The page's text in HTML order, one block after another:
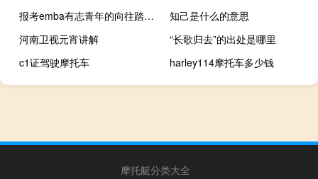
报考emba有志青年的向往踏上上升的平台
知己是什么的意思
河南卫视元宵讲解
“长歌归去”的出处是哪里
c1证驾驶摩托车
harley114摩托车多少钱
摩托艇分类大全